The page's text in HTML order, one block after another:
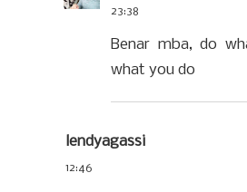
23:38
Benar mba, do
what you do
lendyagassi
12:46